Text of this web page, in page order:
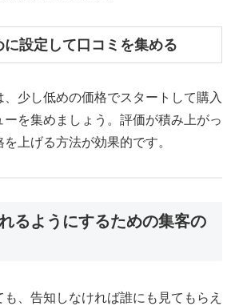
設定して口コミを集める
少し低めの価格でスタートして購入
を集めましょう。評価が積み上がっ
上げる方法が効果的です。
るようにするための集客の
、告知しなければ誰にも見てもらえ